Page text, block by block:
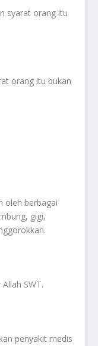
syarat orang itu
orang itu bukan
oleh berbagai
gigi,
SWT.
penyakit medis